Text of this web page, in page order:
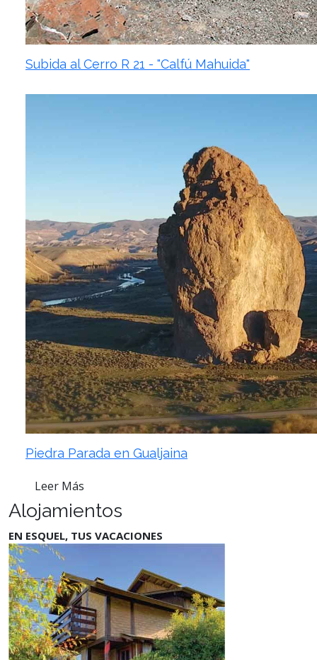
Subida al Cerro R 21 - "Calfú Mahuida"
Piedra Parada en Gualjaina
Leer Más
Alojamientos
EN ESQUEL, TUS VACACIONES